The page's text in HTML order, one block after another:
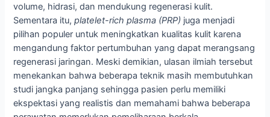
volume, hidrasi, dan mendukung regenerasi kulit.
Sementara itu,platelet-rich plasma (PRP) juga menjadi
pilihan populer untuk meningkatkan kualitas kulit karena
mengandung faktor pertumbuhan yang dapat merangsang
regenerasi jaringan. Meski demikian, ulasan ilmiah tersebut
menekankan bahwa beberapa teknik masih membutuhkan
studi jangka panjang sehingga pasien perlu memiliki
ekspektasi yang realistis dan memahami bahwa beberapa